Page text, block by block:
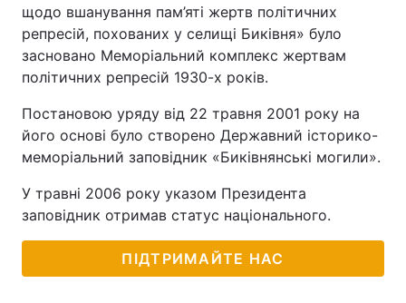
щодо вшанування пам’яті жертв політичних
репресій, похованих у селищі Биківня» було
засновано Меморіальний комплекс жертвам
політичних репресій 1930-х років.
Постановою уряду від 22 травня 2001 року на
його основі було створено Державний історико-
меморіальний заповідник «Биківнянські могили».
У травні 2006 року указом Президента
заповідник отримав статус національного.
ПІДТРИМАЙТЕ НАС